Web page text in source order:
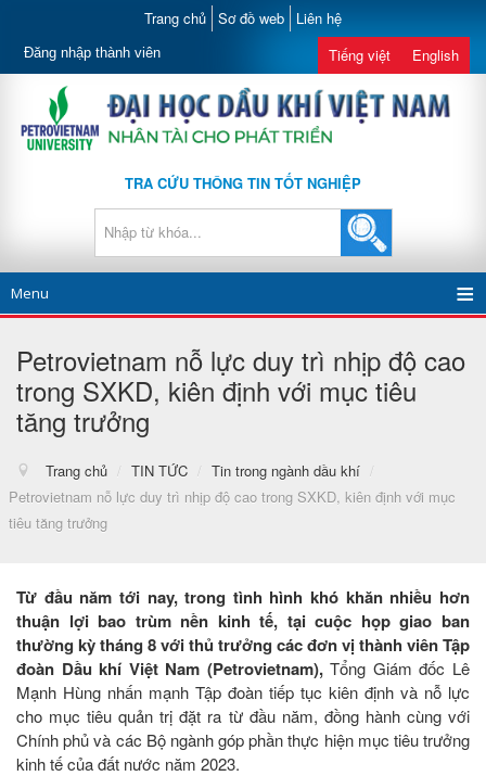
Trang chủ Sơ đồ web Liên hệ
Đăng nhập thành viên Tiếng việt English
TRA CỨU THÔNG TIN TỐT NGHIỆP
Menu
Petrovietnam nỗ lực duy trì nhịp độ cao
trong SXKD, kiên định với mục tiêu
tăng trưởng
Trang chủ / TIN TỨC / Tin trong ngành dầu khí
/
Petrovietnam nỗ lực duy trì nhịp độ cao trong SXKD, kiên định với mục
tiêu tăng trưởng
Từ đầu năm tới nay, trong tình hình khó khăn nhiều hơn
thuận lợi bao trùm nền kinh tế, tại cuộc họp giao ban
thường kỳ tháng 8 với thủ trưởng các đơn vị thành viên Tập
đoàn Dầu khí Việt Nam (Petrovietnam),Tổng Giám đốc Lê
Mạnh Hùng nhấn mạnh Tập đoàn tiếp tục kiên định và nỗ lực
cho mục tiêu quản trị đặt ra từ đầu năm, đồng hành cùng với
Chính phủ và các Bộ ngành góp phần thực hiện mục tiêu trưởng
kinh tế của đất nước năm 2023.